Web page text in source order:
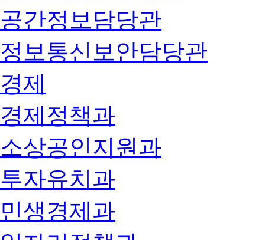
공간정보담당관
정보통신보안담당관
경제
경제정책과
소상공인지원과
투자유치과
민생경제과